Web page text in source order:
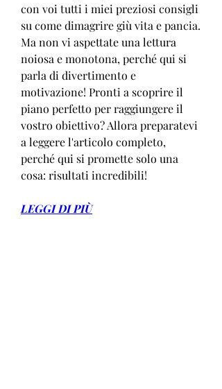
con voi tutti i miei preziosi consigli
su come dimagrire giù vita e pancia.
Ma non vi aspettate una lettura
noiosa e monotona, perché qui si
parla di divertimento e
motivazione! Pronti a scoprire il
piano perfetto per raggiungere il
vostro obiettivo? Allora preparatevi
a leggere l'articolo completo,
perché qui si promette solo una
cosa: risultati incredibili!
LEGGI DI PIÙ